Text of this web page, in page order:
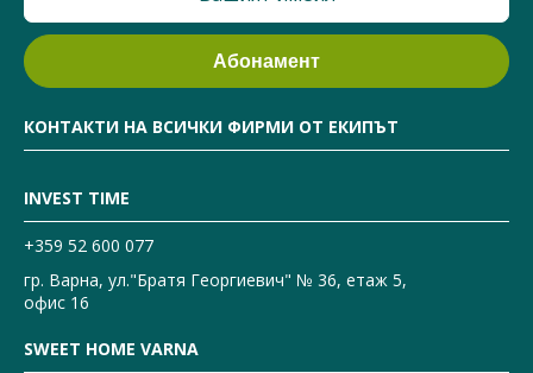
КОНТАКТИ НА ВСИЧКИ ФИРМИ ОТ ЕКИПЪТ
INVEST TIME
+359 52 600 077
гр. Варна, ул."Братя Георгиевич" № 36, етаж 5,
офис 16
SWEET HOME VARNA